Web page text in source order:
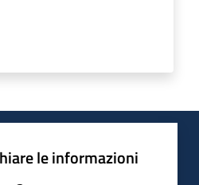
le informazioni